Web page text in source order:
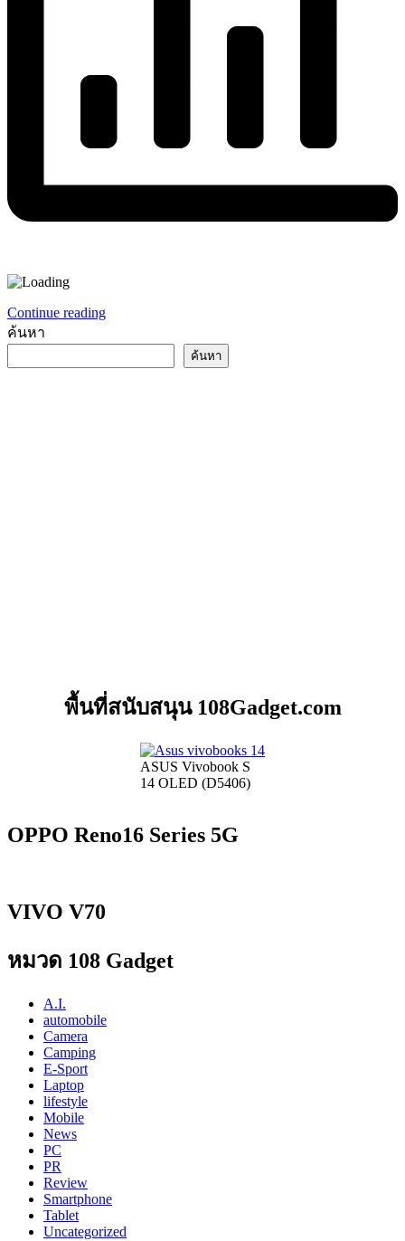
Continue reading
ค้นหา
ค้นหา
พื้นที่สนับสนุน 108Gadget.com
ASUS Vivobook S
14 OLED (D5406)
OPPO Reno16 Series 5G
VIVO V70
หมวด 108 Gadget
A.I.
automobile
Camera
Camping
E-Sport
Laptop
lifestyle
Mobile
News
PC
PR
Review
Smartphone
Tablet
Uncategorized